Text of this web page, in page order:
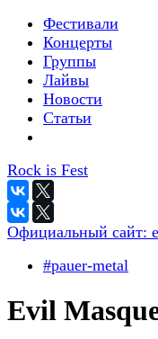
Фестивали
Концерты
Группы
Лайвы
Новости
Статьи
Rock is Fest
Официальный сайт:
#pauer-metal
Evil